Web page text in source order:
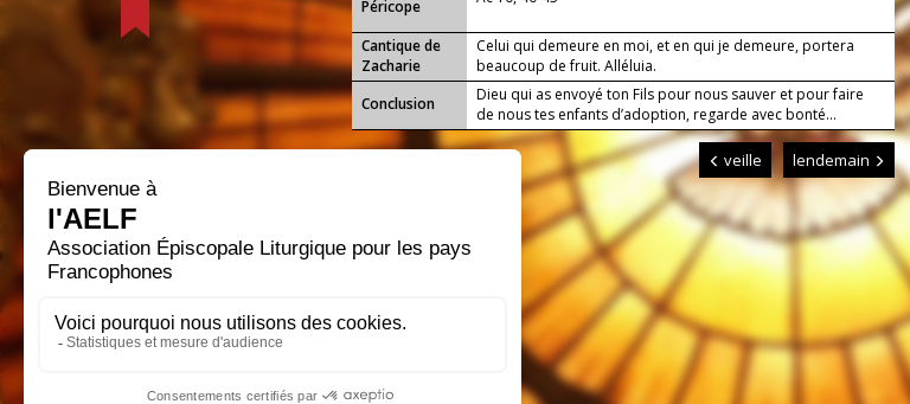
Péricope
Cantique de
Zacharie
Celui qui demeure en moi, et en qui je demeure, portera
beaucoup de fruit. Alléluia.
Conclusion
Dieu qui as envoyé ton Fils pour nous sauver et pour faire
de nous tes enfants d’adoption, regarde avec bonté...
veille lendemain